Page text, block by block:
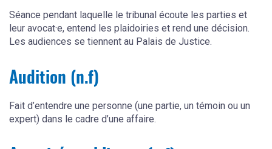
Séance pendant laquelle le tribunal écoute les parties et
leur avocat·e, entend les plaidoiries et rend une décision.
Les audiences se tiennent au Palais de Justice.
Audition (n.f)
Fait d’entendre une personne (une partie, un témoin ou un
expert) dans le cadre d’une affaire.